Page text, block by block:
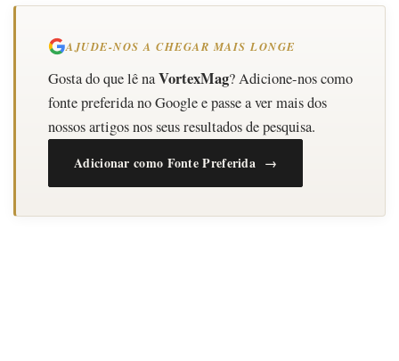
AJUDE-NOS A CHEGAR MAIS LONGE
Gosta do que lê naVortexMag? Adicione-nos como
fonte preferida no Google e passe a ver mais dos
nossos artigos nos seus resultados de pesquisa.
Adicionar como Fonte Preferida →